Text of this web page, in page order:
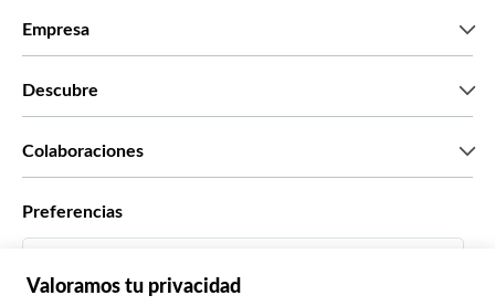
Empresa
Descubre
Colaboraciones
Agencias de viajes
Preferencias
Español